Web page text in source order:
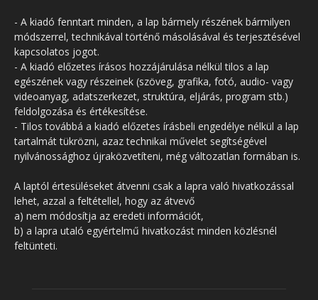
- A kiadó fenntart minden, a lap bármely részének bármilyen
módszerrel, technikával történő másolásával és terjesztésével
kapcsolatos jogot.
- A kiadó előzetes írásos hozzájárulása nélkül tilos a lap
egészének vagy részeinek (szöveg, grafika, fotó, audio- vagy
videoanyag, adatszerkezet, struktúra, eljárás, program stb.)
feldolgozása és értékesítése.
- Tilos továbbá a kiadó előzetes írásbeli engedélye nélkül a lap
tartalmát tükrözni, azaz technikai művelet segítségével
nyilvánossághoz újraközvetíteni, még változatlan formában is.
A laptól értesüléseket átvenni csak a lapra való hivatkozással
lehet, azzal a feltétellel, hogy az átvevő
a) nem módosítja az eredeti információt,
b) a lapra utaló egyértelmű hivatkozást minden közlésnél
feltünteti.